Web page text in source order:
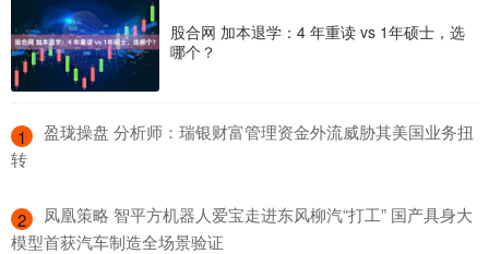
股合网 加本退学：4 年重读 vs 1年硕士，选
哪个？
1
​盈珑操盘 分析师：瑞银财富管理资金外流威胁其美国业务扭
转
2
​凤凰策略 智平方机器人爱宝走进东风柳汽“打工” 国产具身大
模型首获汽车制造全场景验证